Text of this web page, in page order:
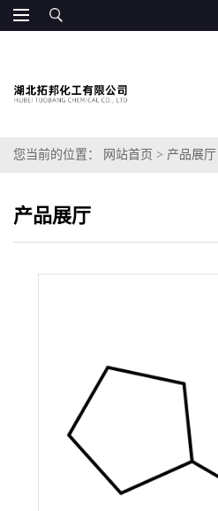
您当前的位置： 网站首页 > 产品展厅
产品展厅